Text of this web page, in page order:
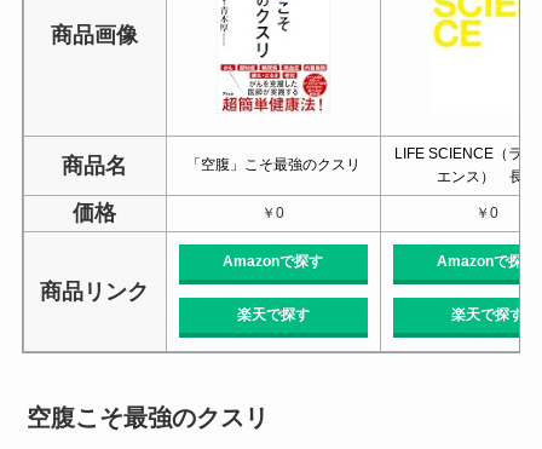
商品画像
商品名 「空腹」こそ最強のクスリ
LIFE SCIENCE（ライ
エンス） 長…
価格 ￥0 ￥0
商品リンク
Amazonで探す
楽天で探す
Amazonで探す
楽天で探す
空腹こそ最強のクスリ